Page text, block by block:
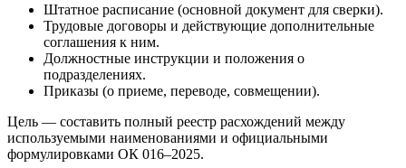
Штатное расписание (основной документ для сверки).
Трудовые договоры и действующие дополнительные
соглашения к ним.
Должностные инструкции и положения о
подразделениях.
Приказы (о приеме, переводе, совмещении).
Цель — составить полный реестр расхождений между
используемыми наименованиями и официальными
формулировками ОК 016–2025.